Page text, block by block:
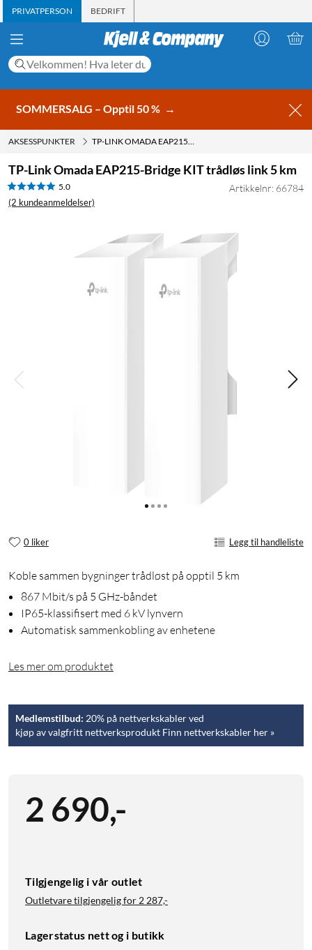
PRIVATPERSON BEDRIFT
SOMMERSALG – Opptil 50 % →
AKSESSPUNKTER TP-LINK OMADA EAP215-BRIDGE KIT TRÅDLØS LINK 5 KM
TP-Link Omada EAP215-Bridge KIT trådløs link 5 km
5.0
(2 kundeanmeldelser)
Artikkelnr: 66784
0 liker Legg til handleliste
Koble sammen bygninger trådløst på opptil 5 km
867 Mbit/s på 5 GHz-båndet
IP65-klassifisert med 6 kV lynvern
Automatisk sammenkobling av enhetene
Les mer om produktet
Medlemstilbud: 20% på nettverkskabler ved
kjøp av valgfritt nettverksprodukt Finn nettverkskabler her »
2 690,-
Tilgjengelig i vår outlet
Outletvare tilgjengelig for2 287,-
Lagerstatus nett og i butikk